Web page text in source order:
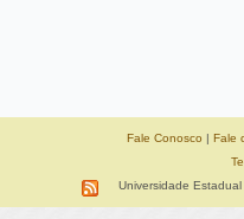
Fale Conosco | Fale
Universidade